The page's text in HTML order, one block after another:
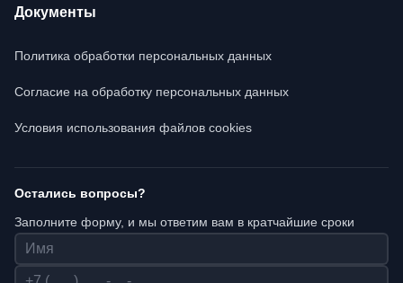
Документы
Политика обработки персональных данных
Согласие на обработку персональных данных
Условия использования файлов cookies
Остались вопросы?
Заполните форму, и мы ответим вам в кратчайшие сроки
Имя
Телефон